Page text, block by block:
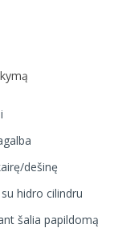
dešinę
hidro cilindru
šalia papildomą